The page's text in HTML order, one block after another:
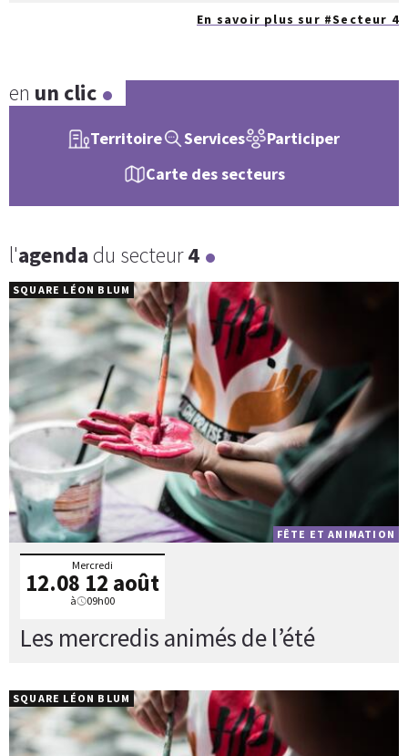
En savoir plus sur #Secteur 4
en un clic
Territoire Services
Participer
Carte des secteurs
l'agenda du secteur4
Les mercredis animés de l’été
Mercredi
12.08 12 août
à 09h00
SQUARE LÉON BLUM
FÊTE ET ANIMATION
SQUARE LÉON BLUM